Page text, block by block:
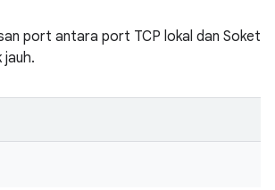
port antara port TCP lokal dan Soket
jauh.